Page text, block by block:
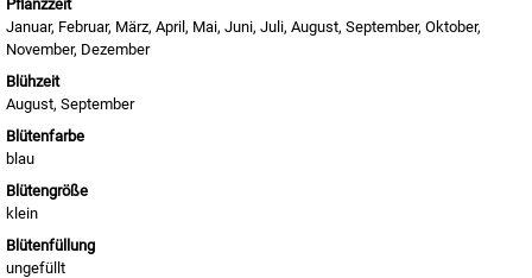
Pflanzzeit
Januar, Februar, März, April, Mai, Juni, Juli, August, September, Oktober,
November, Dezember
Blühzeit
August, September
Blütenfarbe
blau
Blütengröße
klein
Blütenfüllung
ungefüllt